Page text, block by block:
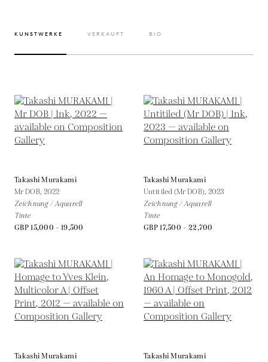
KUNSTWERKE VERKAUFT BIO
Takashi Murakami
Mr DOB, 2022
Zeichnung / Aquarell
Tinte
GBP 15,000 - 19,500
Takashi Murakami
Untitiled (Mr DOB), 2023
Zeichnung / Aquarell
Tinte
GBP 17,500 - 22,700
Takashi Murakami
Takashi Murakami